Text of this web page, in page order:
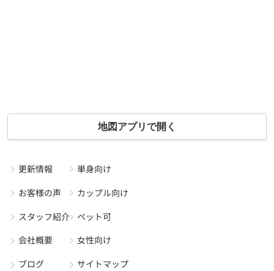
地図アプリで開く
更新情報
お客様の声
スタッフ紹介
会社概要
ブログ
単身向け
カップル向け
ペット可
女性向け
サイトマップ